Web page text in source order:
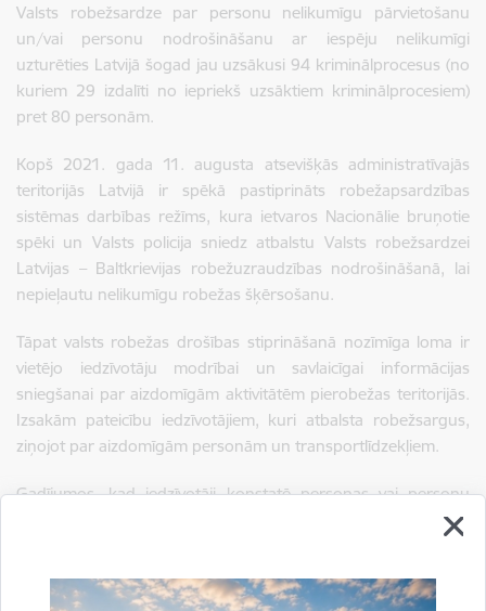
Valsts robežsardze par personu nelikumīgu pārvietošanu
un/vai personu nodrošināšanu ar iespēju nelikumīgi
uzturēties Latvijā šogad jau uzsākusi 94 kriminālprocesus (no
kuriem 29 izdalīti no iepriekš uzsāktiem kriminālprocesiem)
pret 80 personām.
Kopš 2021. gada 11. augusta atsevišķās administratīvajās
teritorijās Latvijā ir spēkā pastiprināts robežapsardzības
sistēmas darbības režīms, kura ietvaros Nacionālie bruņotie
spēki un Valsts policija sniedz atbalstu Valsts robežsardzei
Latvijas – Baltkrievijas robežuzraudzības nodrošināšanā, lai
nepieļautu nelikumīgu robežas šķērsošanu.
Tāpat valsts robežas drošības stiprināšanā nozīmīga loma ir
vietējo iedzīvotāju modrībai un savlaicīgai informācijas
sniegšanai par aizdomīgām aktivitātēm pierobežas teritorijās.
Izsakām pateicību iedzīvotājiem, kuri atbalsta robežsargus,
ziņojot par aizdomīgām personām un transportlīdzekļiem.
Gadījumos, kad iedzīvotāji konstatē personas vai personu
grupas, kas nav raksturīgas Latvijas Republikas etniskajai un
robežsardzes vai Valsts policijas amatpersonas, izmantojot